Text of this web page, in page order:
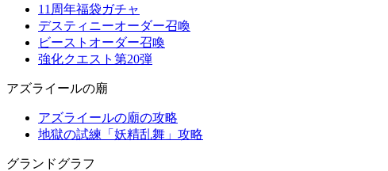
11周年福袋ガチャ
デスティニーオーダー召喚
ビーストオーダー召喚
強化クエスト第20弾
アズライールの廟
アズライールの廟の攻略
地獄の試練「妖精乱舞」攻略
グランドグラフ